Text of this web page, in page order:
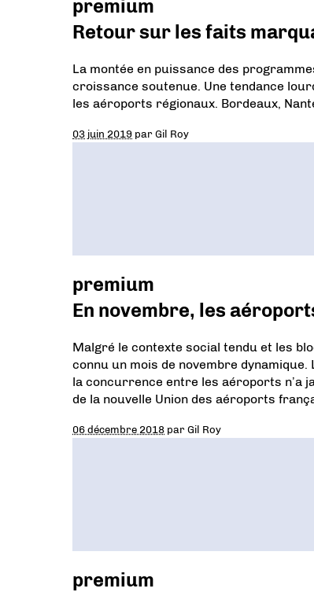
premium
Retour sur les faits
La montée en puissance des
croissance soutenue. Une tendance
les aéroports régionaux. Bordeaux,
03 juin 2019 parGil Roy
premium
En novembre, les
Malgré le contexte social tendu et les
connu un mois de novembre
la concurrence entre les aéroports n’a
de la nouvelle Union des aéroports
06 décembre 2018 parGil Roy
premium